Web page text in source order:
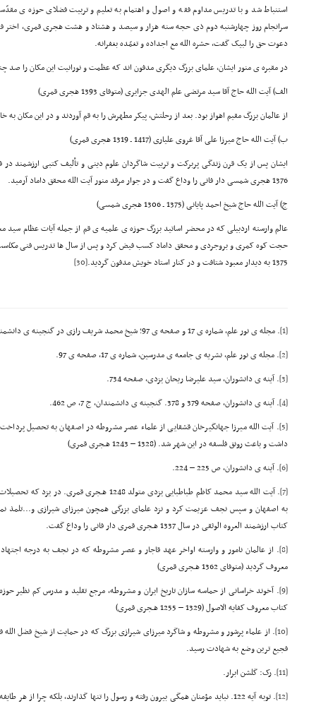
استنباط شد و با تدریس مداوم فقه و اصول و اهتمام به تعلیم و تربیت فضلای حوزه ی
سرانجام روز چهارشنبه دوم ذی حجه سنه هزار و سیصد و هشتاد و هشت هجری قمری، اختر
دعوت حق را لبیک گفت، حشره الله مع اجداده و تغمّده بغفرانه.
در مقبره ی منور ایشان، علمای بزرگ دیگری مدفون اند که عظمت و نورانیت این مکان را صد
الف) آیت الله حاج آقا سید مرتضی علم الهدی جزایری (متوفای 1393 هجری قمری)
از عالمان بزرگ مقیم اهواز بود. بعد از رحلتش، پیکر مطهرش را به قم آوردند و در این مکان به
ب) آیت الله حاج میرزا علی آقا غروی علیاری (1417 ـ 1319 هجری قمری)
ایشان پس از یک قرن زندگی پربرکت و تربیت شاگردان علوم دینی و تألیف کتبی ارزشمند
1376 هجری شمسی دار فانی را وداع گفت و در جوار مرقد منور آیت الله محقق داماد آرمید.
ج) آیت الله حاج شیخ احمد پایانی (1375 ـ 1306 هجری شمسی)
عالم وارسته اردبیلی که در محضر اساتید بزرگ حوزه ی علمیه ی قم از جمله آیات عظام
حجت کوه کمری و بروجردی و محقق داماد کسب فیض کرد و پس از سال ها تدریس فنی
1375 به دیدار معبود شتافت و در کنار استاد خویش مدفون گردید.
[30]
[1] . مجله ی نور علم، شماره ی 17 و صفحه ی 97؛ شیخ محمد شریف رازی در گنجینه ی دانشمندان، تاریخ تولد ایشان را 1321 ذکر کرده است.
[2] . مجله ی نور علم، نشریه ی جامعه ی مدرسین، شماره ی 17، صفحه ی 97.
[3] . آینه ی دانشوران، سید علیرضا ریحان یزدی، صفحه 734.
[4] . آینه ی دانشوران، صفحه 379 و 378. گنجینه ی دانشمندان، ج 7، ص 462.
[5] . آیت الله میرزا جهانگیرخان قشقایی از علماء عصر مشروطه در اصفهان به تحصیل
داشت و باعث رونق فلسفه در این شهر شد. (1328 – 1243 هـجری قمری)
[6] . آینه ی دانشوران، ص 225 – 224.
[7]
. آیت الله سید محمد کاظم طباطبایی یزدی متولد 1248
به اصفهان و سپس نجف عزیمت کرد و نزد علمای بزرگی همچون میرزای شیرازی و...تلمذ
کتاب ارزشمند العروه الوثقی در سال 1337 هـجری قمری دار فانی را وداع گفت.
[8] . از عالمان نامور و وارسته اواخر عهد قاجار و عصر مشروطه که در نجف به درجه
معروف گردید (متوفای 1362 هـجری قمری)
[9] . آخوند خراسانی از حماسه سازان تاریخ ایران و مشروطه، مرجع تقلید و مدرس کم نظیر
کتاب معروف کفایه الاصول (1329 – 1255 هـجری قمری)
[10]
. از علماء پرشور و مشروطه و شاگرد میرزای شیرازی بزرگ که در حمایت از شیخ فضل
فجیع ترین وضع به شهادت رسید.
[11]
. رک: گلشن ابرار.
[12]
. توبه آیه 122. نباید مؤمنان همگی بیرون رفته و رسول را تنها گذارند، بلکه چرا